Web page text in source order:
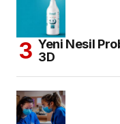
Yeni Nesil
3D